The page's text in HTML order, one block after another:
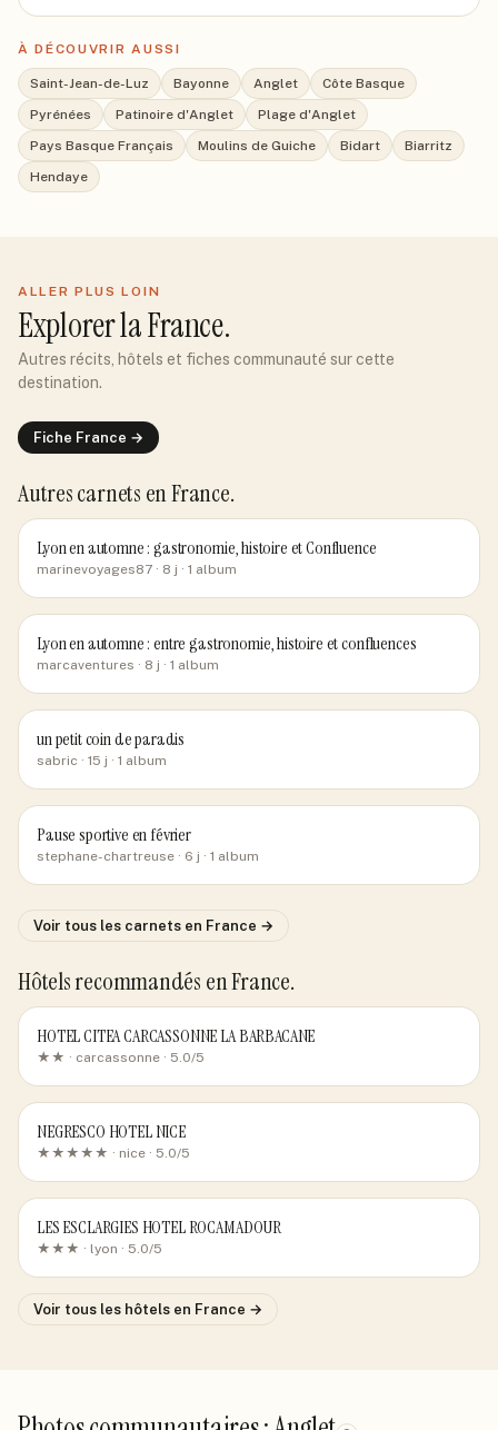
À DÉCOUVRIR AUSSI
Saint-Jean-de-Luz Bayonne Anglet
Côte Basque
Pyrénées
Patinoire d'Anglet
Plage d'Anglet
Pays Basque Français
Moulins de Guiche Bidart
Biarritz
Hendaye
ALLER PLUS LOIN
Explorerla France.
Autres récits, hôtels et fiches communauté sur cette
destination.
Fiche France →
Autres carnets en France.
Lyon en automne : gastronomie, histoire et Confluence
marinevoyages87 · 8 j · 1 album
Lyon en automne : entre gastronomie, histoire et confluences
marcaventures · 8 j · 1 album
un petit coin de paradis
sabric · 15 j · 1 album
Pause sportive en février
stephane-chartreuse · 6 j · 1 album
Voir tous les carnets en France →
Hôtels recommandés en France.
HOTEL CITEA CARCASSONNE LA BARBACANE
★★ · carcassonne · 5.0/5
NEGRESCO HOTEL NICE
★★★★★ · nice · 5.0/5
LES ESCLARGIES HOTEL ROCAMADOUR
★★★ · lyon · 5.0/5
Voir tous les hôtels en France →